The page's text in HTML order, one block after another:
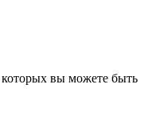
вы можете быть